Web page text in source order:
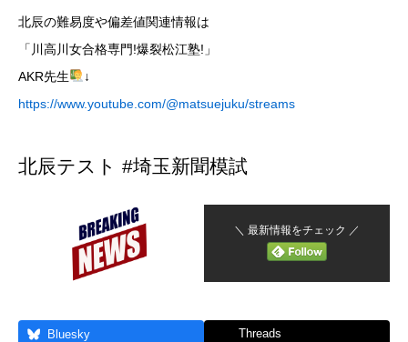
北辰の難易度や偏差値関連情報は
「川高川女合格専門!爆裂松江塾!」
AKR先生
↓
https://www.youtube.com/@matsuejuku/streams
北辰テスト #埼玉新聞模試
＼ 最新情報をチェック ／
Bluesky Threads